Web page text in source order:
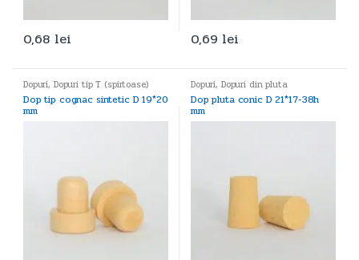
0,68 lei 0,69 lei
Dopuri, Dopuri tip T (spirtoase)
Dop tip cognac sintetic D 19*20
mm
Dopuri, Dopuri din pluta
Dop pluta conic D 21*17-38h
mm